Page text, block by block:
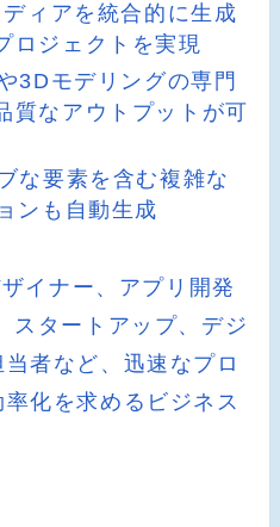
ィアを統合的に生成
ロジェクトを実現
3Dモデリングの専門
質なアウトプットが可
な要素を含む複雑な
ンも自動生成
イナー、アプリ開発
スタートアップ、デジ
者など、迅速なプロ
化を求めるビジネス